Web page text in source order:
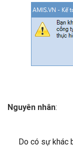
Nguyên nhân:
Do có sự khác